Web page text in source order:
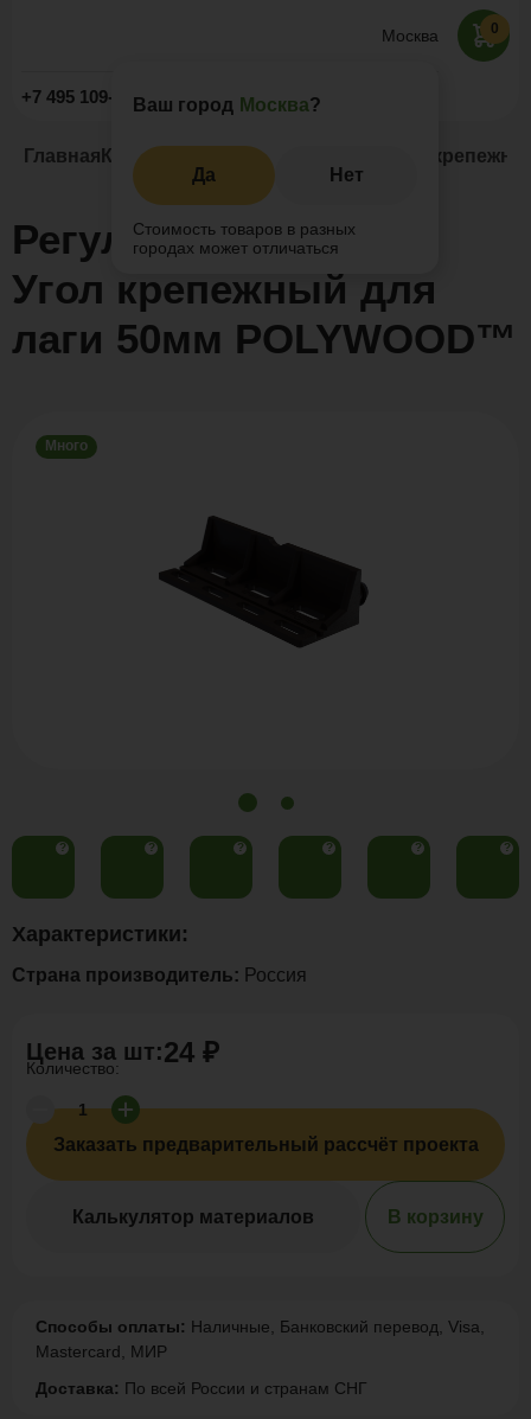
Москва
Ваш город Москва?
Да Нет
Стоимость товаров в разных
городах может отличаться
+7 495 109-52-09 Заказать звонок
0
Главная Каталог Регулируемые опоры Угол
Регулируемая опора
Угол крепежный для
лаги 50мм POLYWOOD™
Много
? ? ? ? ? ?
Цена за шт:24 ₽
Количество:
Заказать предварительный рассчёт проекта
Калькулятор материалов В корзину
Способы оплаты: Наличные, Банковский перевод, Visa,
Mastercard, МИР
Доставка: По всей России и странам СНГ
Характеристики:
Страна производитель: Россия